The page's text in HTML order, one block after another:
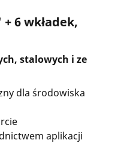
+ 6 wkładek,
stalowych i ze
dla środowiska
aplikacji